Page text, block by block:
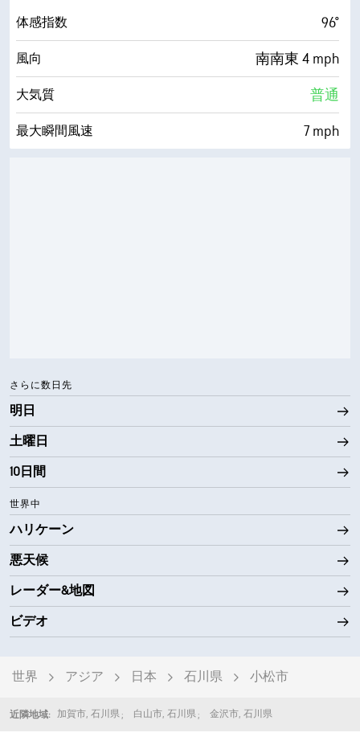
体感指数 96°
風向 南南東 4 mph
大気質 普通
最大瞬間風速 7 mph
さらに数日先
明日
土曜日
10日間
世界中
ハリケーン
悪天候
レーダー&地図
ビデオ
世界 アジア 日本 石川県 小松市
近隣地域: 加賀市, 石川県 白山市, 石川県 金沢市, 石川県